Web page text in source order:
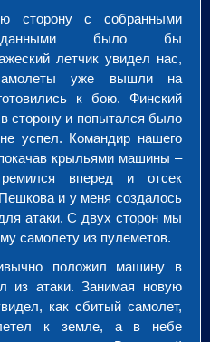
сторону с собранными
данными было бы
летчик увидел нас,
уже вышли на
к бою. Финский
сторону и попытался было
успел. Командир нашего
крыльями машины –
вперед и отсек
и у меня создалось
атаки. С двух сторон мы
самолету из пулеметов.
положил машину в
из атаки. Занимая новую
как сбитый самолет,
к земле, а в небе